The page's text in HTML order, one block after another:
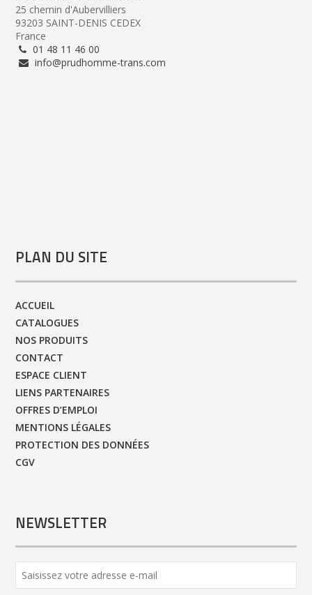
25 chemin d'Aubervilliers
93203 SAINT-DENIS CEDEX
France
01 48 11 46 00
info@prudhomme-trans.com
PLAN DU SITE
ACCUEIL
CATALOGUES
NOS PRODUITS
CONTACT
ESPACE CLIENT
LIENS PARTENAIRES
OFFRES D’EMPLOI
MENTIONS LÉGALES
PROTECTION DES DONNÉES
CGV
NEWSLETTER
Website *